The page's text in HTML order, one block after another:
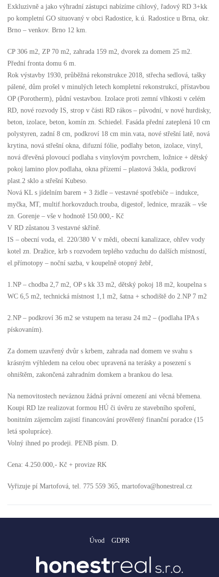
Exkluzivně a jako výhradní zástupci nabízíme cihlový, řadový RD 3+kk
po kompletní GO situovaný v obci Radostice, k.ú. Radostice u Brna, okr.
Brno – venkov. Brno 12 km.
CP 306 m2, ZP 70 m2, zahrada 159 m2, dvorek za domem 25 m2.
Přední fronta domu 6 m.
Rok výstavby 1930, průběžná rekonstrukce 2018, střecha sedlová, tašky
pálené, dům prošel v minulých letech kompletní rekonstrukcí, přístavbou
OP (Porotherm), půdní vestavbou. Izolace proti zemní vlhkosti v celém
RD, nové rozvody IS, strop v části RD rákos – původní, v nové hurdisky,
beton, izolace, beton, komín zn. Schiedel. Fasáda přední zateplená 10 cm
polystyren, zadní 8 cm, podkroví 18 cm min.vata, nové střešní latě, nová
krytina, nová střešní okna, difuzní fólie, podlahy beton, izolace, vinyl,
nová dřevěná plovoucí podlaha s vinylovým povrchem, ložnice + dětský
pokoj lamino plov.podlaha, okna přízemí – plastová 3skla, podkroví
plast.2 sklo a střešní Kubeso.
Nová KL s jídelním barem + 3 židle – vestavné spotřebiče – indukce,
myčka, MT, multif.horkovzduch.trouba, digestoř, lednice, mrazák – vše
zn. Gorenje – vše v hodnotě 150.000,- Kč
V RD zůstanou 3 vestavné skříně.
IS – obecní voda, el. 220/380 V v mědi, obecní kanalizace, ohřev vody
kotel zn. Dražice, krb s rozvodem teplého vzduchu do dalších místností,
el.přímotopy – noční sazba, v koupelně otopný žebř,
1.NP – chodba 2,7 m2, OP s kk 33 m2, dětský pokoj 18 m2, koupelna s
WC 6,5 m2, technická místnost 1,1 m2, šatna + schodiště do 2.NP 7 m2
2.NP – podkroví 36 m2 se vstupem na terasu 24 m2 – (podlaha IPA s
pískovaním).
Za domem uzavřený dvůr s krbem, zahrada nad domem ve svahu s
krásným výhledem na celou obec upravená na terásky a posezení s
ohništěm, zakončená zahradním domkem a brankou do lesa.
Na nemovitostech neváznou žádná právní omezení ani věcná břemena.
Koupi RD lze realizovat formou HÚ či úvěru ze stavebního spoření,
bonitním zájemcům zajistí financování prověřený finanční poradce (15
letá spolupráce).
Volný ihned po prodeji. PENB písm. D.
Cena: 4.250.000,- Kč + provize RK
Vyřizuje pí Martofová, tel. 775 559 365, martofova@honestreal.cz
Úvod GDPR